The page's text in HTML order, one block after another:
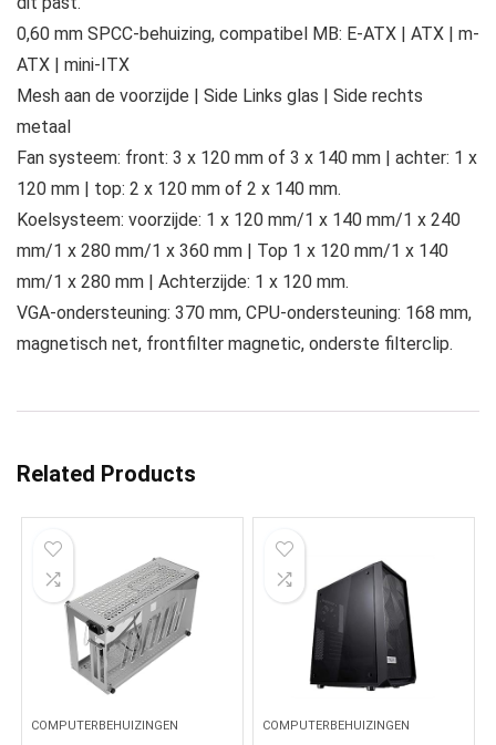
0,60 mm SPCC-behuizing, compatibel MB: E-ATX | ATX | m-
ATX | mini-ITX
Mesh aan de voorzijde | Side Links glas | Side rechts
metaal
Fan systeem: front: 3 x 120 mm of 3 x 140 mm | achter: 1 x
120 mm | top: 2 x 120 mm of 2 x 140 mm.
Koelsysteem: voorzijde: 1 x 120 mm/1 x 140 mm/1 x 240
mm/1 x 280 mm/1 x 360 mm | Top 1 x 120 mm/1 x 140
mm/1 x 280 mm | Achterzijde: 1 x 120 mm.
VGA-ondersteuning: 370 mm, CPU-ondersteuning: 168 mm,
magnetisch net, frontfilter magnetic, onderste filterclip.
Related Products
COMPUTERBEHUIZINGEN COMPUTERBEHUIZINGEN